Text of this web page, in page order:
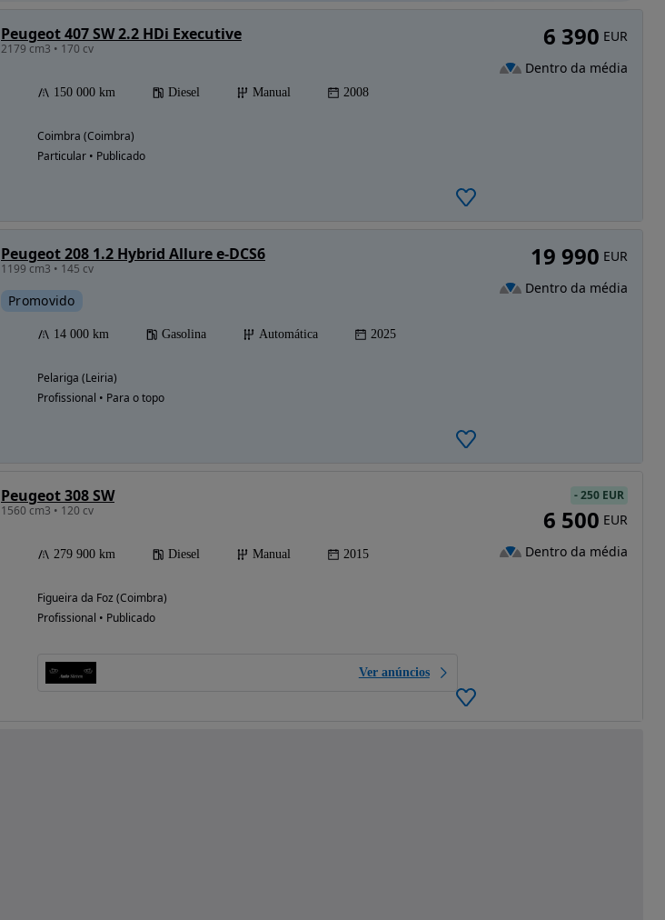
Peugeot 407 SW 2.2 HDi Executive
2179 cm3 • 170 cv
150 000 km Diesel Manual 2008
Coimbra (Coimbra)
Particular • Publicado
6 390 EUR
Dentro da média
Peugeot 208 1.2 Hybrid Allure e-DCS6
1199 cm3 • 145 cv
Promovido
14 000 km Gasolina Automática 2025
Pelariga (Leiria)
Profissional • Para o topo
19 990 EUR
Dentro da média
Peugeot 308 SW
1560 cm3 • 120 cv
279 900 km Diesel Manual 2015
Figueira da Foz (Coimbra)
Profissional • Publicado
Ver anúncios
-250 EUR
6 500 EUR
Dentro da média